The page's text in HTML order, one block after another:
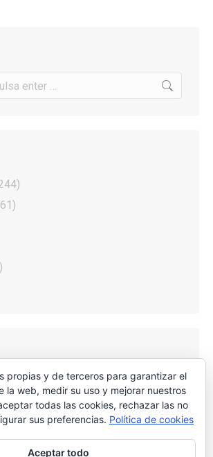
propias y de terceros para garantizar el
la web, medir su uso y mejorar nuestros
todas las cookies, rechazar las no
sus preferencias. Política de cookies
Aceptar todo